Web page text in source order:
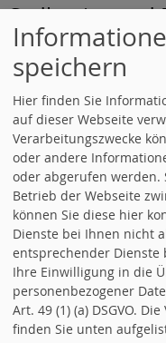
Sedlmeier und
2001
Neuwahl der
06.05. Der
bewährter
Neuwahlen
seinem Amt
gewählt als
Biberger,
speichern
Hier finden Sie
auf dieser Webseite
Verarbeitungszwecke
oder andere
oder abgerufen werden.
Betrieb der Webseite
können Sie diese hier
Dienste bei Ihnen nicht
entsprechender Dienste
Ihre Einwilligung in die
personenbezogener
Art. 49 (1) (a) DSGVO.
finden Sie unten